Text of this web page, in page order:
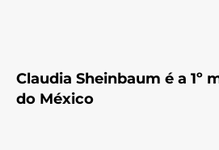
Claudia Sheinbaum é a 1º
do México